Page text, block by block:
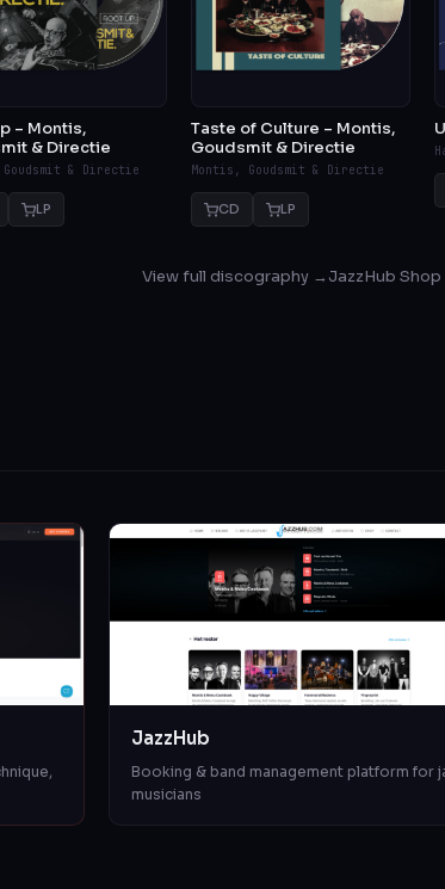
– Montis,
& Directie
& Directie
LP
Taste of Culture – Montis,
Goudsmit & Directie
Montis, Goudsmit & Directie
CD LP
View full discography → JazzHub
JazzHub
Booking & band management platform for
musicians